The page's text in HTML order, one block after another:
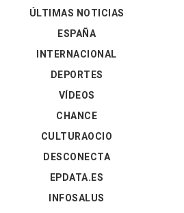
ÚLTIMAS NOTICIAS
ESPAÑA
INTERNACIONAL
DEPORTES
VÍDEOS
CHANCE
CULTURAOCIO
DESCONECTA
EPDATA.ES
INFOSALUS